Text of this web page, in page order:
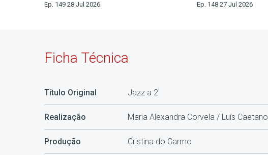
Ep. 149 28 Jul 2026 Ep. 148 27 Jul 2026
Ficha Técnica
Título Original Jazz a 2
Realização Maria Alexandra Corvela / Luís Caetano
Produção Cristina do Carmo